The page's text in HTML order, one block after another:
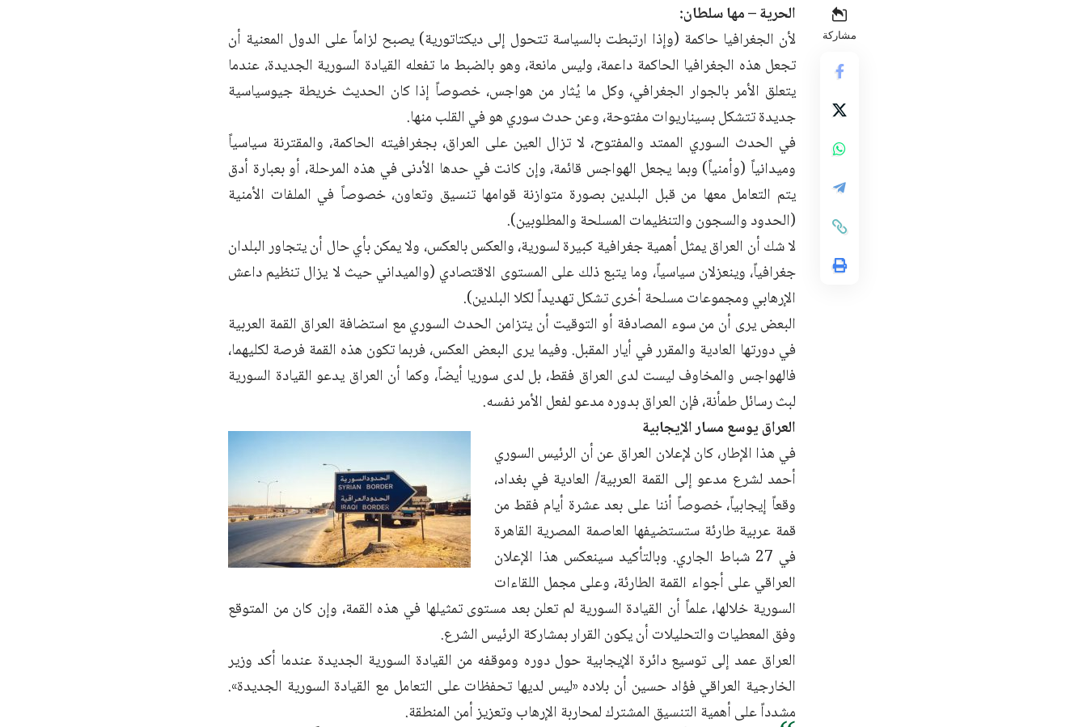
مشاركة
الحرية – مها سلطان:
لأن الجغرافيا حاكمة (وإذا ارتبطت بالسياسة تتحول إلى ديكتاتورية) يصبح لزاماً على الدول المعنية أن
تجعل هذه الجغرافيا الحاكمة داعمة، وليس مانعة، وهو بالضبط ما تفعله القيادة السورية الجديدة، عندما
يتعلق الأمر بالجوار الجغرافي، وكل ما يُثار من هواجس، خصوصاً إذا كان الحديث خريطة جيوسياسية
جديدة تتشكل بسيناريوات مفتوحة، وعن حدث سوري هو في القلب منها.
في الحدث السوري الممتد والمفتوح، لا تزال العين على العراق، بجغرافيته الحاكمة، والمقترنة سياسياً
وميدانياً (وأمنياً) وبما يجعل الهواجس قائمة، وإن كانت في حدها الأدنى في هذه المرحلة، أو بعبارة أدق
يتم التعامل معها من قبل البلدين بصورة متوازنة قوامها تنسيق وتعاون، خصوصاً في الملفات الأمنية
(الحدود والسجون والتنظيمات المسلحة والمطلوبين).
لا شك أن العراق يمثل أهمية جغرافية كبيرة لسورية، والعكس بالعكس، ولا يمكن بأي حال أن يتجاور البلدان
جغرافياً، وينعزلان سياسياً، وما يتبع ذلك على المستوى الاقتصادي (والميداني حيث لا يزال تنظيم داعش
الإرهابي ومجموعات مسلحة أخرى تشكل تهديداً لكلا البلدين).
البعض يرى أن من سوء المصادفة أو التوقيت أن يتزامن الحدث السوري مع استضافة العراق القمة العربية
في دورتها العادية والمقرر في أيار المقبل. وفيما يرى البعض العكس، فربما تكون هذه القمة فرصة لكليهما،
فالهواجس والمخاوف ليست لدى العراق فقط، بل لدى سوريا أيضاً، وكما أن العراق يدعو القيادة السورية
لبث رسائل طمأنة، فإن العراق بدوره مدعو لفعل الأمر نفسه.
العراق يوسع مسار الإيجابية
في هذا الإطار، كان لإعلان العراق عن أن الرئيس السوري
أحمد لشرع مدعو إلى القمة العربية/ العادية في بغداد،
وقعاً إيجابياً، خصوصاً أننا على بعد عشرة أيام فقط من
قمة عربية طارئة ستستضيفها العاصمة المصرية القاهرة
في 27 شباط الجاري. وبالتأكيد سينعكس هذا الإعلان
العراقي على أجواء القمة الطارئة، وعلى مجمل اللقاءات
السورية خلالها، علماً أن القيادة السورية لم تعلن بعد مستوى تمثيلها في هذه القمة، وإن كان من المتوقع
وفق المعطيات والتحليلات أن يكون القرار بمشاركة الرئيس الشرع.
العراق عمد إلى توسيع دائرة الإيجابية حول دوره وموقفه من القيادة السورية الجديدة عندما أكد وزير
الخارجية العراقي فؤاد حسين أن بلاده «ليس لديها تحفظات على التعامل مع القيادة السورية الجديدة».
مشدداً على أهمية التنسيق المشترك لمحاربة الإرهاب وتعزيز أمن المنطقة.